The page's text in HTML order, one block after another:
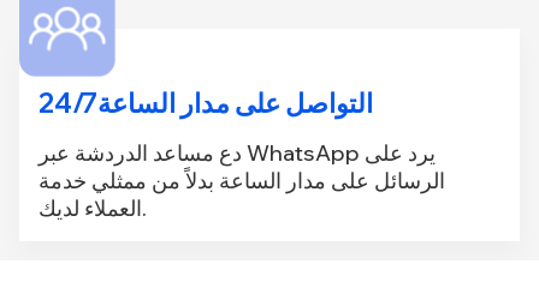
التواصل على مدار الساعة 24/7
دع مساعد الدردشة عبر WhatsApp يرد على
الرسائل على مدار الساعة بدلاً من ممثلي خدمة
العملاء لديك.